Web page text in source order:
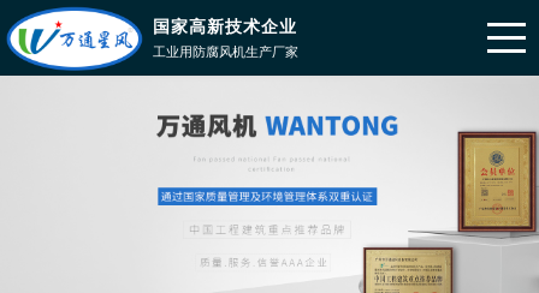
国家高新技术企业
工业用防腐风机生产厂家